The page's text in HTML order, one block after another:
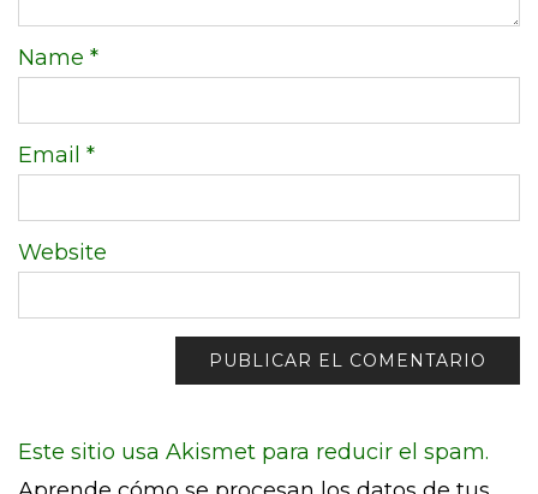
Name *
Email *
Website
Este sitio usa Akismet para reducir el spam.